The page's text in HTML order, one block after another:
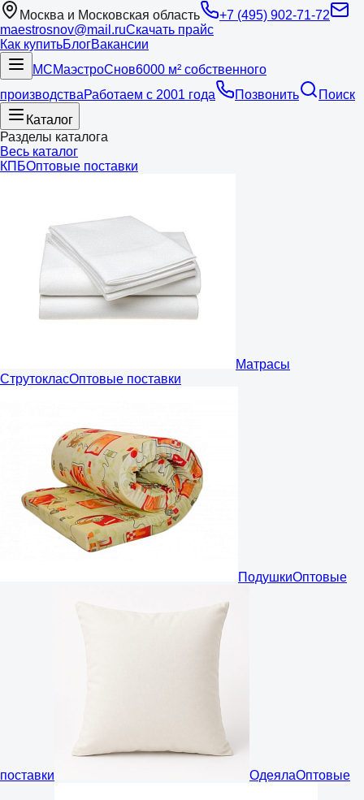
Москва и Московская область
+7 (495) 902-71-72
maestrosnov@mail.ruСкачать прайс
Как купитьБлогВакансии
МСМаэстроСнов6000 м² собственного
производстваРаботаем с 2001 года Позвонить
Поиск
Каталог
Разделы каталога
Весь каталог
КПБОптовые поставки
Матрасы
СтрутокласОптовые поставки
ПодушкиОптовые
поставки ОдеялаОптовые